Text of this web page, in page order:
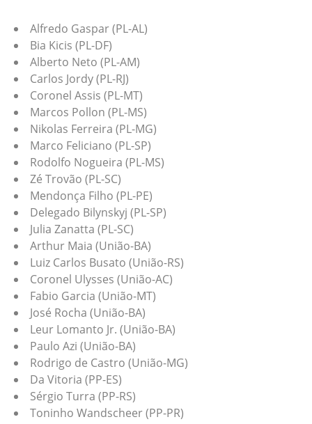
Alfredo Gaspar (PL-AL)
Bia Kicis (PL-DF)
Alberto Neto (PL-AM)
Carlos Jordy (PL-RJ)
Coronel Assis (PL-MT)
Marcos Pollon (PL-MS)
Nikolas Ferreira (PL-MG)
Marco Feliciano (PL-SP)
Rodolfo Nogueira (PL-MS)
Zé Trovão (PL-SC)
Mendonça Filho (PL-PE)
Delegado Bilynskyj (PL-SP)
Julia Zanatta (PL-SC)
Arthur Maia (União-BA)
Luiz Carlos Busato (União-RS)
Coronel Ulysses (União-AC)
Fabio Garcia (União-MT)
José Rocha (União-BA)
Leur Lomanto Jr. (União-BA)
Paulo Azi (União-BA)
Rodrigo de Castro (União-MG)
Da Vitoria (PP-ES)
Sérgio Turra (PP-RS)
Toninho Wandscheer (PP-PR)